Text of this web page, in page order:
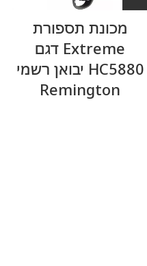
מכונת תספורת
Extreme דגם
HC5880 יבואן רשמי
Remington